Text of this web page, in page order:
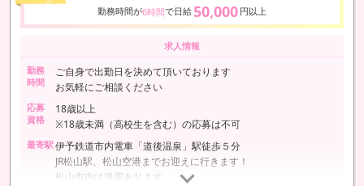
勤務時間が6時間で日給 50,000 円以上
求人情報
勤務
時間
ご自身で出勤日を決めて頂いております
お気軽にご相談ください
応募
資格
18歳以上
※18歳未満（高校生を含む）の応募は不可
最寄駅伊予鉄道市内電車「道後温泉」駅徒歩５分
JR松山駅、松山空港までお迎えに行きます！
松山市内は送迎あります。